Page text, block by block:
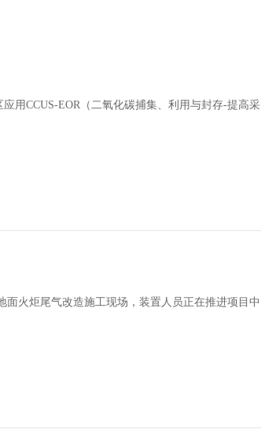
CCUS-EOR（二氧化碳捕集、利用与封存-提高采
火炬尾气改造施工现场，装置人员正在推进项目中